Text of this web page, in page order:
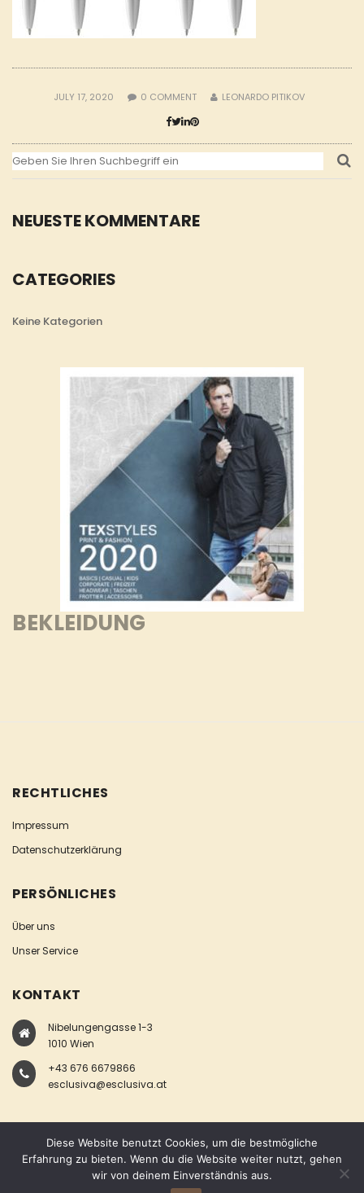
NEUESTE KOMMENTARE
CATEGORIES
Keine Kategorien
BEKLEIDUNG
JULY 17, 2020 0 COMMENT LEONARDO PITIKOV
RECHTLICHES
Impressum
Datenschutzerklärung
PERSÖNLICHES
Über uns
Unser Service
KONTAKT
Nibelungengasse 1-3
1010 Wien
+43 676 6679866
esclusiva@esclusiva.at
COPYRIGHT © ESCLUSIVA
Diese Website benutzt Cookies, um die bestmögliche
Erfahrung zu bieten. Wenn du die Website weiter nutzt, gehen
wir von deinem Einverständnis aus.